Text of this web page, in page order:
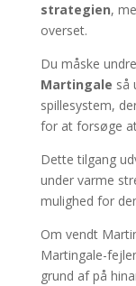
strategien,
overset.
Du måske
Martingale så
spillesystem,
for at forsøge
Dette tilgang
under varme
mulighed for
Om vendt
Martingale-
grund af på